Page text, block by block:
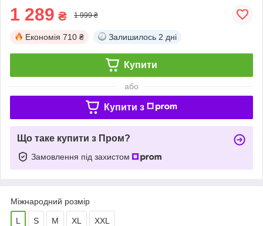
1 289 ₴ 1 999 ₴
Економія 710 ₴ Залишилось 2 дні
Купити
або
Купити з
Що таке купити з Пром?
Замовлення під захистом
Міжнародний розмір
L S M XL XXL